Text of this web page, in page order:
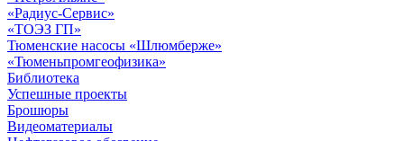
«Радиус-Сервис»
«ТОЭЗ ГП»
Тюменские насосы «Шлюмберже»
«Тюменьпромгеофизика»
Библиотека
Успешные проекты
Брошюры
Видеоматериалы